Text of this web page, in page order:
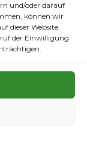
und/oder darauf
können wir
dieser Website
der Einwilligung
METHODS